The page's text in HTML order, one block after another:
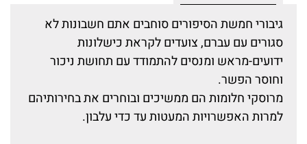
גיבורי חמשת הסיפורים סוחבים אתם חשבונות לא
סגורים עם עברם, צועדים לקראת כישלונות
ידועים-מראש ומנסים להתמודד עם תחושת ניכור
וחוסר הפשר.
מרוסקי חלומות הם ממשיכים ובוחרים את בחירותיהם
למרות האפשרויות המעטות עד כדי עלבון.